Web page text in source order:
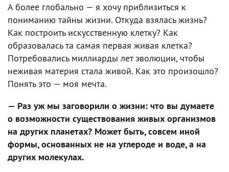
А более глобально — я хочу приблизиться к
пониманию тайны жизни. Откуда взялась жизнь?
Как построить искусственную клетку? Как
образовалась та самая первая живая клетка?
Потребовались миллиарды лет эволюции, чтобы
неживая материя стала живой. Как это произошло?
Понять это — моя мечта.
— Раз уж мы заговорили о жизни: что вы думаете
о возможности существования живых организмов
на других планетах? Может быть, совсем иной
формы, основанных не на углероде и воде, а на
других молекулах.